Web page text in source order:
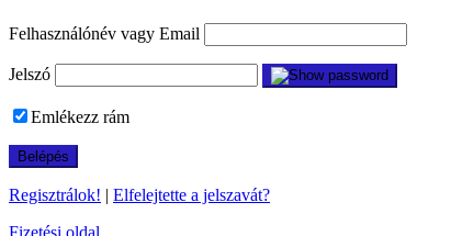
Felhasználónév vagy Email
Jelszó
Emlékezz rám
Regisztrálok! | Elfelejtette a jelszavát?